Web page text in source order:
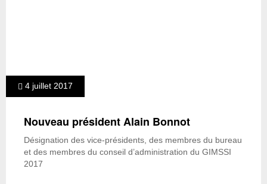
4 juillet 2017
Nouveau président Alain Bonnot
Désignation des vice-présidents, des membres du bureau
et des membres du conseil d’administration du GIMSSI
2017